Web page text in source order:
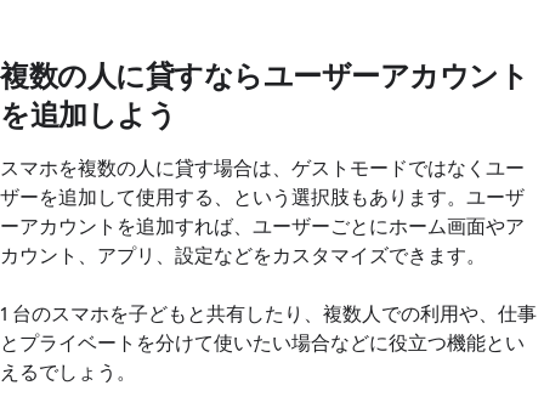
複数の人に貸すならユーザーアカウント
を追加しよう
スマホを複数の人に貸す場合は、ゲストモードではなくユー
ザーを追加して使用する、という選択肢もあります。ユーザ
ーアカウントを追加すれば、ユーザーごとにホーム画面やア
カウント、アプリ、設定などをカスタマイズできます。
1 台のスマホを子どもと共有したり、複数人での利用や、仕事
とプライベートを分けて使いたい場合などに役立つ機能とい
えるでしょう。